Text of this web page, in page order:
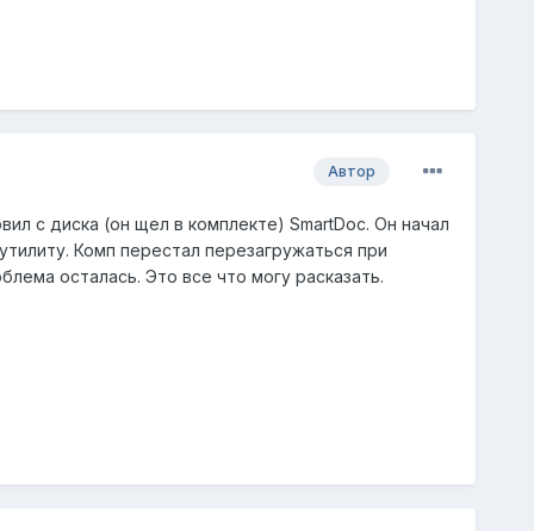
Автор
с диска (он щел в комплекте) SmartDoc. Он начал
Комп перестал перезагружаться при
осталась. Это все что могу расказать.